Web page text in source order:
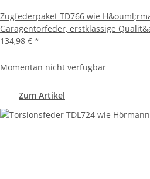
Zugfederpaket TD766 wie
Garagentorfeder, erstklassige
134,98 € *
Momentan nicht verfügbar
Zum Artikel